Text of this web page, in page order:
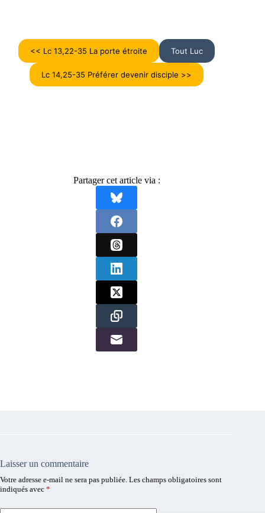
<< Lc 13,22-35 La porte étroite Tout Luc
Lc 14,25-35 Préférer devenir disciple >>
Partager cet article via :
Laisser un commentaire
Votre adresse e-mail ne sera pas publiée. Les champs obligatoires sont
indiqués avec *